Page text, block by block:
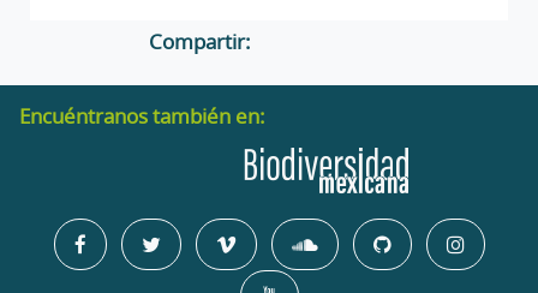
Compartir:
Encuéntranos también en: